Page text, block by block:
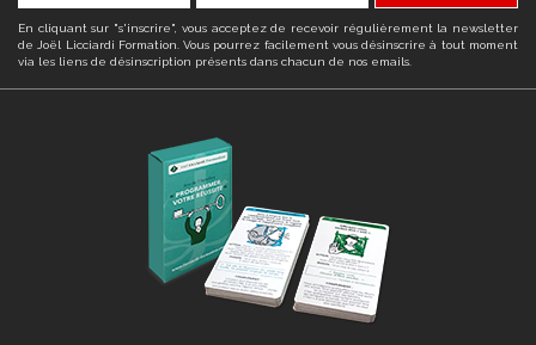
En cliquant sur "s'inscrire", vous acceptez de recevoir régulièrement la newsletter
de Joël Licciardi Formation. Vous pourrez facilement vous désinscrire à tout moment
via les liens de désinscription présents dans chacun de nos emails.